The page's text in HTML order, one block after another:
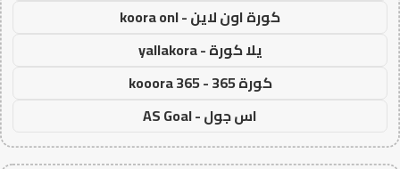
كورة اون لاين - koora onl
يلا كورة - yallakora
كورة 365 - kooora 365
اس جول - AS Goal